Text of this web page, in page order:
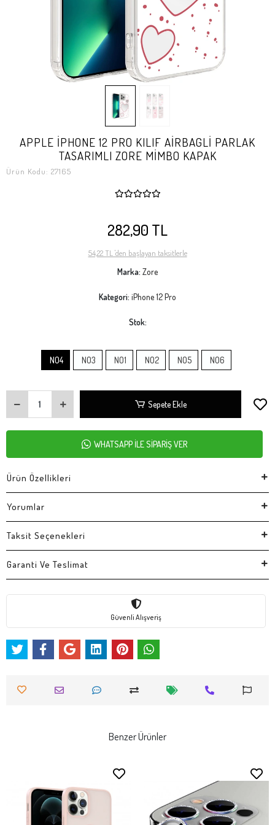
APPLE İPHONE 12 PRO KILIF AİRBAGLİ PARLAK
TASARIMLI ZORE MİMBO KAPAK
Ürün Kodu: 27165
282,90 TL
54,22 TL 'den başlayan taksitlerle
Marka: Zore
Kategori: iPhone 12 Pro
Stok:
NO4 NO3 NO1 NO2 NO5 NO6
Sepete Ekle
WHATSAPP İLE SİPARİŞ VER
Ürün Özellikleri
Yorumlar
Taksit Seçenekleri
Garanti Ve Teslimat
Güvenli Alışveriş
Benzer Ürünler